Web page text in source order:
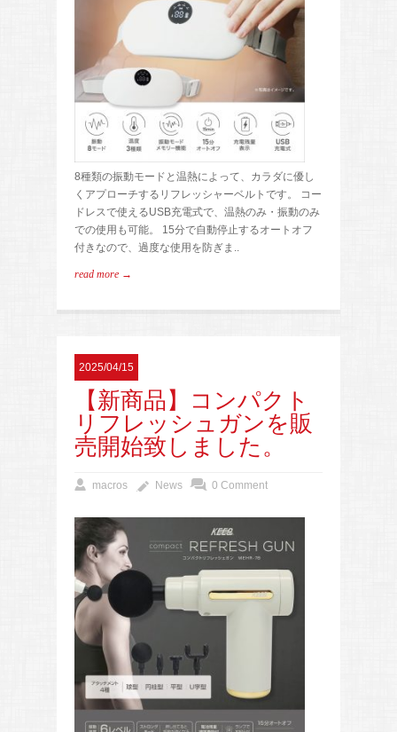
8種類の振動モードと温熱によって、カラダに優し
くアプローチするリフレッシャーベルトです。 コー
ドレスで使えるUSB充電式で、温熱のみ・振動のみ
での使用も可能。 15分で自動停止するオートオフ
付きなので、過度な使用を防ぎま..
read more →
2025/04/15
【新商品】コンパクト
リフレッシュガンを販
売開始致しました。
macros News 0 Comment